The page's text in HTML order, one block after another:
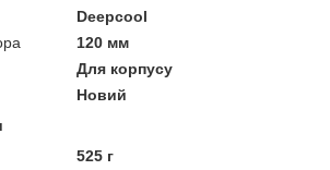
Deepcool
120 мм
Для корпусу
Новий
525 г